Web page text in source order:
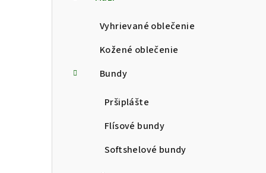
Vyhrievané oblečenie
Kožené oblečenie
Bundy
Pršiplášte
Flísové bundy
Softshelové bundy